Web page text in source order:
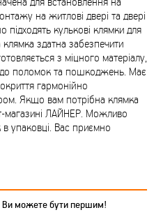
на житлові двері та двері
кулькові клямки для
здатна забезпечити
з міцного матеріалу,
до поломок та пошкоджень. Має
гармонійно
Якщо вам потрібна клямка
магазині ЛАЙНЕР. Можливо
упаковці. Вас приємно
Ви можете бути першим!